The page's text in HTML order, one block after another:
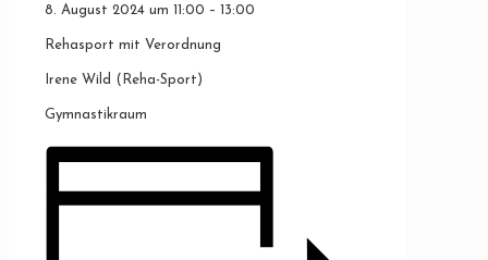
8. August 2024 um 11:00 – 13:00
Rehasport mit Verordnung
Irene Wild (Reha-Sport)
Gymnastikraum